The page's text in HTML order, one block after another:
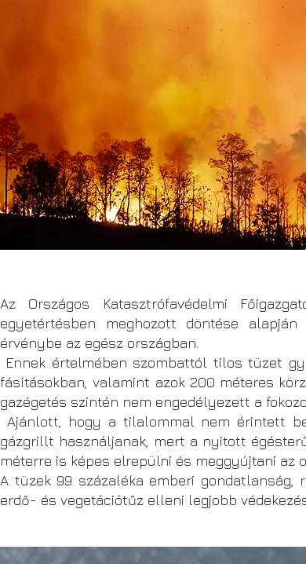
Az Országos Katasztrófavédelmi
egyetértésben meghozott döntése
érvénybe az egész országban.
Ennek értelmében szombattól tilos tüzet
fásításokban, valamint azok 200 méteres
gazégetés szintén nem engedélyezett a
Ajánlott, hogy a tilalommal nem érintett
gázgrillt használjanak, mert a nyitott
méterre is képes elrepülni és meggyújtani az
A tüzek 99 százaléka emberi gondatlanság,
erdő- és vegetációtűz elleni legjobb